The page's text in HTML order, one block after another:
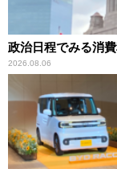
政治日程でみる消
2026.08.06